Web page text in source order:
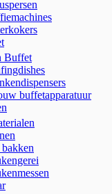
Buffet
buffetapparatuur